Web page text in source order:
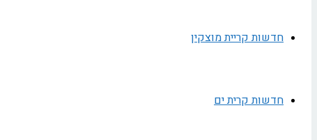
חדשות קריית מוצקין
חדשות קרית ים